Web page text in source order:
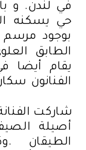
في لندن. و
حي يسكنه
بوجود مرسم
الطابق
يقام أيضا
الفنانون
شاركت
أصيلة
الطيقان